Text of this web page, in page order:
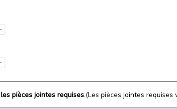
les pièces jointes requises.(Les pièces jointes